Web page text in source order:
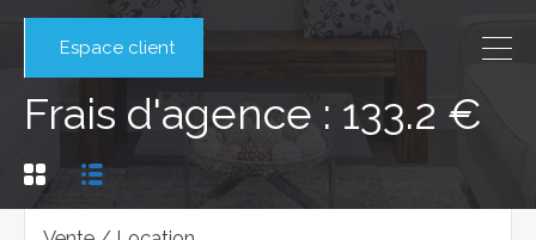
Espace client
Frais d'agence : 133.2 €